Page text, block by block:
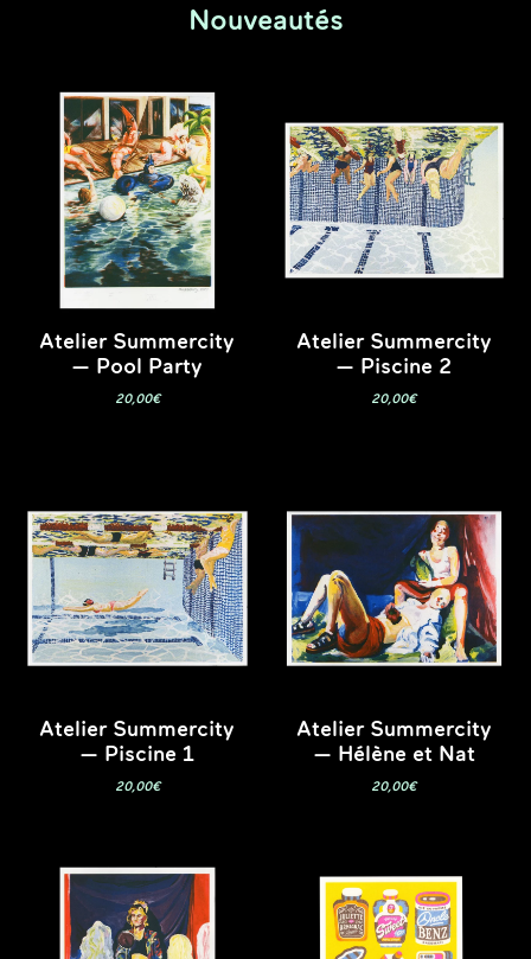
Nouveautés
Atelier Summercity
— Pool Party
20,00€
Atelier Summercity
— Piscine 2
20,00€
Atelier Summercity
— Piscine 1
20,00€
Atelier Summercity
— Hélène et Nat
20,00€